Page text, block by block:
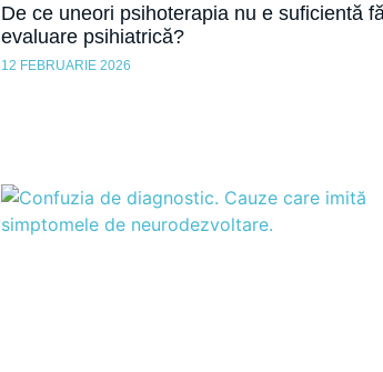
De ce uneori psihoterapia nu e suficientă
evaluare psihiatrică?
12 FEBRUARIE 2026